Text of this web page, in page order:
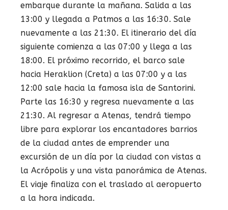
embarque durante la mañana. Salida a las
13:00 y llegada a Patmos a las 16:30. Sale
nuevamente a las 21:30. El itinerario del día
siguiente comienza a las 07:00 y llega a las
18:00. El próximo recorrido, el barco sale
hacia Heraklion (Creta) a las 07:00 y a las
12:00 sale hacia la famosa isla de Santorini.
Parte las 16:30 y regresa nuevamente a las
21:30. Al regresar a Atenas, tendrá tiempo
libre para explorar los encantadores barrios
de la ciudad antes de emprender una
excursión de un día por la ciudad con vistas a
la Acrópolis y una vista panorámica de Atenas.
El viaje finaliza con el traslado al aeropuerto
a la hora indicada.